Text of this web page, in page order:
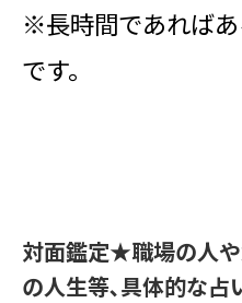
※長時間であれば
です。
対面鑑定★職場の人
の人生等､具体的な